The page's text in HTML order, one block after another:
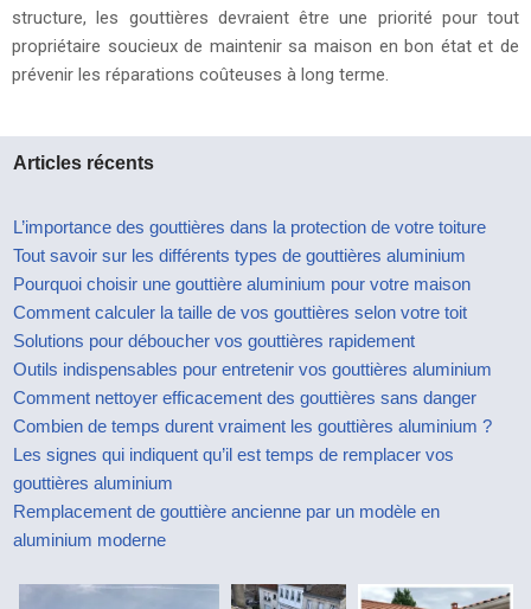
structure, les gouttières devraient être une priorité pour tout
propriétaire soucieux de maintenir sa maison en bon état et de
prévenir les réparations coûteuses à long terme.
Articles récents
L’importance des gouttières dans la protection de votre toiture
Tout savoir sur les différents types de gouttières aluminium
Pourquoi choisir une gouttière aluminium pour votre maison
Comment calculer la taille de vos gouttières selon votre toit
Solutions pour déboucher vos gouttières rapidement
Outils indispensables pour entretenir vos gouttières aluminium
Comment nettoyer efficacement des gouttières sans danger
Combien de temps durent vraiment les gouttières aluminium ?
Les signes qui indiquent qu’il est temps de remplacer vos
gouttières aluminium
Remplacement de gouttière ancienne par un modèle en
aluminium moderne